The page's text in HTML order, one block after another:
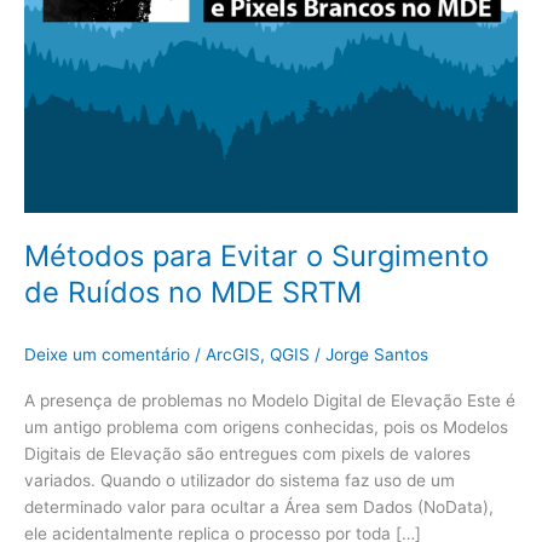
Métodos para Evitar o Surgimento
de Ruídos no MDE SRTM
Deixe um comentário / ArcGIS, QGIS / Jorge Santos
A presença de problemas no Modelo Digital de Elevação Este é
um antigo problema com origens conhecidas, pois os Modelos
Digitais de Elevação são entregues com pixels de valores
variados. Quando o utilizador do sistema faz uso de um
determinado valor para ocultar a Área sem Dados (NoData),
ele acidentalmente replica o processo por toda […]